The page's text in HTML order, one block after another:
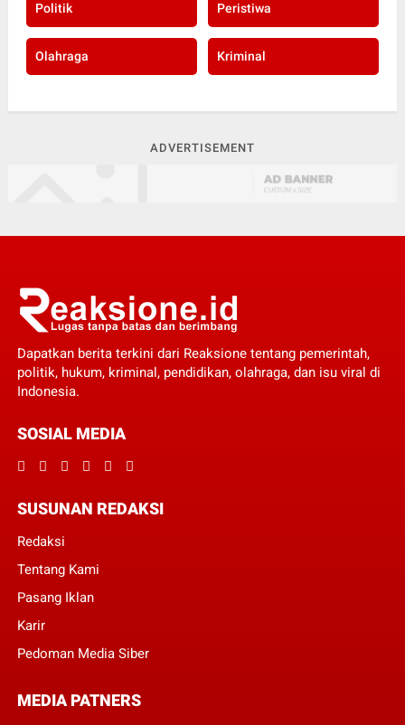
Politik Peristiwa
Olahraga Kriminal
ADVERTISEMENT
Dapatkan berita terkini dari Reaksione tentang pemerintah,
politik, hukum, kriminal, pendidikan, olahraga, dan isu viral di
Indonesia.
SOSIAL MEDIA
SUSUNAN REDAKSI
Redaksi
Tentang Kami
Pasang Iklan
Karir
Pedoman Media Siber
MEDIA PATNERS